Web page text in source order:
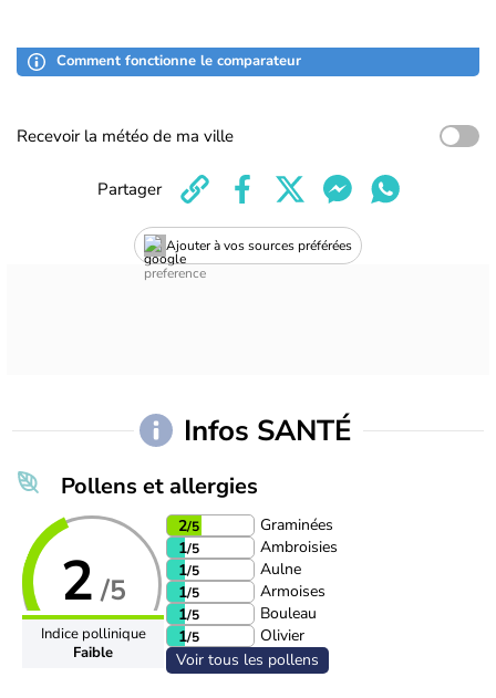
Comment fonctionne le comparateur
Recevoir la météo de ma ville
Ajouter à vos sources préférées
Partager
Infos SANTÉ
Pollens et allergies
2 /5
Indice pollinique
Faible
2/5
Graminées
1/5
Ambroisies
1/5
Aulne
1/5
Armoises
1/5
Bouleau
1/5
Olivier
Voir tous les pollens